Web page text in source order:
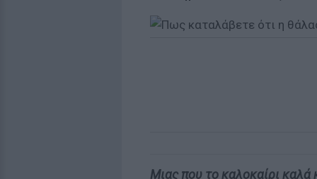
Μιας που το καλοκαίρι καλά